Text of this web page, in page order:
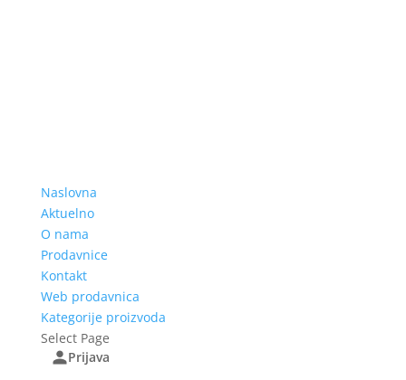
Naslovna
Aktuelno
O nama
Prodavnice
Kontakt
Web prodavnica
Kategorije proizvoda
Select Page
Prijava